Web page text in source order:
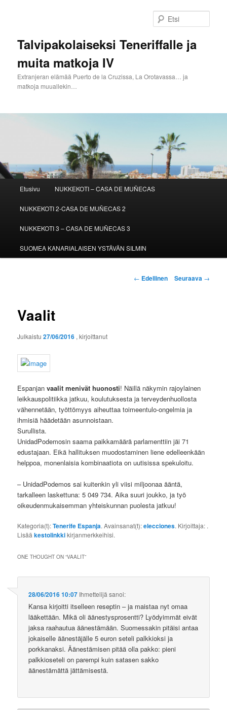
Talvipakolaiseksi Teneriffalle ja
muita matkoja IV
Extranjeran elämää Puerto de la Cruzissa, La Orotavassa… ja
matkoja muuallekin…
Etusivu NUKKEKOTI – CASA DE MUÑECAS
NUKKEKOTI 2-CASA DE MUÑECAS 2
NUKKEKOTI 3 – CASA DE MUÑECAS 3
SUOMEA KANARIALAISEN YSTÄVÄN SILMIN
Artikkelien
← Edellinen Seuraava →
Vaalit
Julkaistu27/06/2016 , kirjoittanut
Espanjanvaalit menivät huonosti! Näillä näkymin rajoylainen
leikkauspolitiikka jatkuu, koulutuksesta ja terveydenhuollosta
vähennetään, työttömyys aiheuttaa toimeentulo-ongelmia ja
ihmisiä häädetään asunnoistaan.
Surullista.
UnidadPodemosin saama paikkamäärä parlamenttiin jäi 71
edustajaan. Eikä hallituksen muodostaminen liene edelleenkään
helppoa, monenlaisia kombinaatiota on uutisissa spekuloitu.
– UnidadPodemos sai kuitenkin yli viisi miljoonaa ääntä,
tarkalleen laskettuna: 5 049 734. Aika suuri joukko, ja työ
oikeudenmukaisemman yhteiskunnan puolesta jatkuu!
Kategoria(t):Tenerife Espanja. Avainsanat(t):elecciones. Kirjoittaja: .
Lisääkestolinkkikirjanmerkkeihisi.
ONE THOUGHT ON “VAALIT”
28/06/2016 10:07 Ihmettelijäsanoi:
Kansa kirjoitti itselleen reseptin – ja maistaa nyt omaa
lääkettään. Mikä oli äänestysprosentti? Lyödyimmät eivät
jaksa raahautua äänestämään. Suomessakin pitäisi antaa
jokaiselle äänestäjälle 5 euron seteli palkkioksi ja
porkkanaksi. Äänestämisen pitää olla pakko: pieni
palkkioseteli on parempi kuin satasen sakko
äänestämättä jättämisestä.